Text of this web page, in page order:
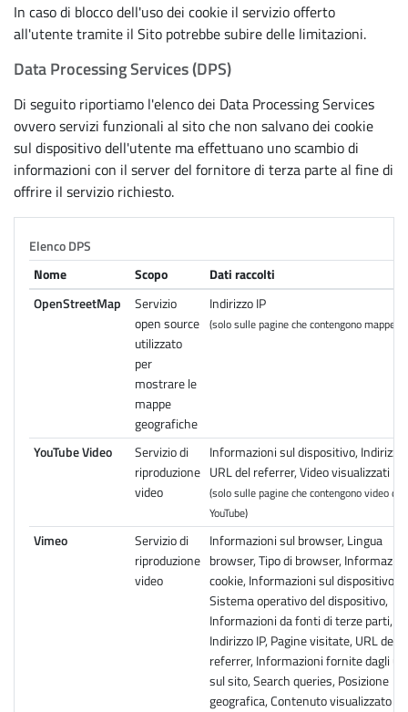
In caso di blocco dell'uso dei cookie il servizio offerto
all'utente tramite il Sito potrebbe subire delle limitazioni.
Data Processing Services (DPS)
Di seguito riportiamo l'elenco dei Data Processing Services
ovvero servizi funzionali al sito che non salvano dei cookie
sul dispositivo dell'utente ma effettuano uno scambio di
informazioni con il server del fornitore di terza parte al fine di
offrire il servizio richiesto.
Elenco DPS
Nome
Scopo
Dati raccolti
OpenStreetMap
Servizio
open source
utilizzato
per
mostrare le
mappe
geografiche
Indirizzo IP
(solo sulle pagine che contengono mappe)
YouTube Video
Servizio di
riproduzione
video
Informazioni sul dispositivo, Indirizzo
URL del referrer, Video visualizzati
(solo sulle pagine che contengono video di
YouTube)
Vimeo
Servizio di
riproduzione
video
Informazioni sul browser, Lingua
browser, Tipo di browser,
cookie, Informazioni sul dispositivo,
Sistema operativo del dispositivo,
Informazioni da fonti di terze parti,
Indirizzo IP, Pagine visitate, URL del
referrer, Informazioni fornite dagli
sul sito, Search queries, Posizione
geografica, Contenuto visualizzato